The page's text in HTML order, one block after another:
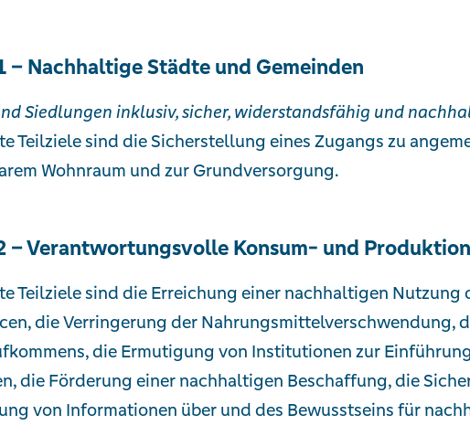
– Nachhaltige Städte und Gemeinden
Siedlungen inklusiv, sicher, widerstandsfähig und
Teilziele sind die Sicherstellung eines Zugangs zu
Wohnraum und zur Grundversorgung.
– Verantwortungsvolle Konsum- und
Teilziele sind die Erreichung einer nachhaltigen Nutzung
die Verringerung der Nahrungsmittelverschwendung,
die Ermutigung von Institutionen zur
die Förderung einer nachhaltigen Beschaffung, die
von Informationen über und des Bewusstseins für